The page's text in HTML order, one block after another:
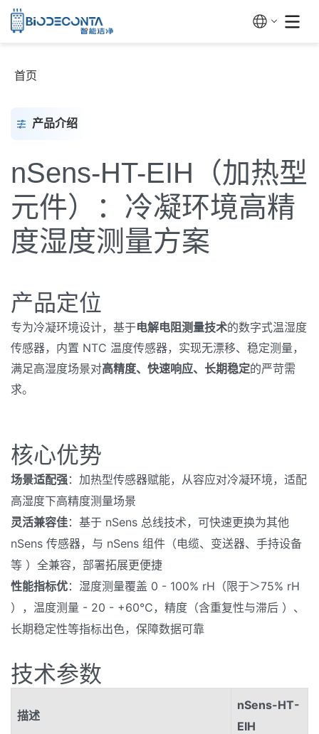
首页
产品介绍
nSens-HT-EIH（加热型
元件）：冷凝环境高精
度湿度测量方案
产品定位
专为冷凝环境设计，基于电解电阻测量技术的数字式温湿度
传感器，内置 NTC 温度传感器，实现无漂移、稳定测量，
满足高湿度场景对高精度、快速响应、长期稳定的严苛需
求。
核心优势
场景适配强：加热型传感器赋能，从容应对冷凝环境，适配
高湿度下高精度测量场景
灵活兼容佳：基于 nSens 总线技术，可快速更换为其他
nSens 传感器，与 nSens 组件（电缆、变送器、手持设备
等 ）全兼容，部署拓展更便捷
性能指标优：湿度测量覆盖 0 - 100% rH（限于＞75% rH
），温度测量 - 20 - +60℃，精度（含重复性与滞后 ）、
长期稳定性等指标出色，保障数据可靠
技术参数
描述
nSens-HT-
EIH